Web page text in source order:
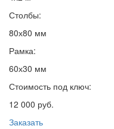
Столбы:
80х80 мм
Рамка:
60х30 мм
Стоимость под ключ:
12 000 руб.
Заказать